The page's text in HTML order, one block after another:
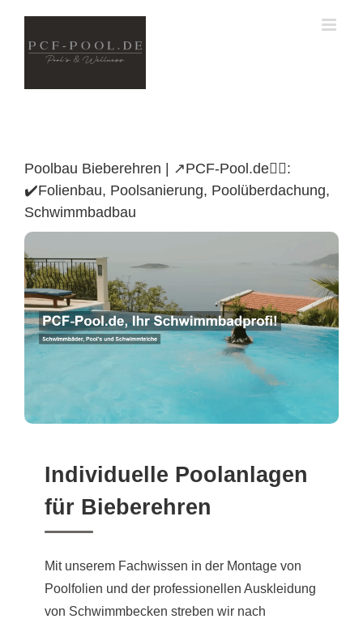
content
Poolbau Bieberehren | ↗️PCF-Pool.de🏊🏼:
✔️Folienbau, Poolsanierung, Poolüberdachung,
Schwimmbadbau
Individuelle Poolanlagen
für Bieberehren
Mit unserem Fachwissen in der Montage von
Poolfolien und der professionellen Auskleidung
von Schwimmbecken streben wir nach